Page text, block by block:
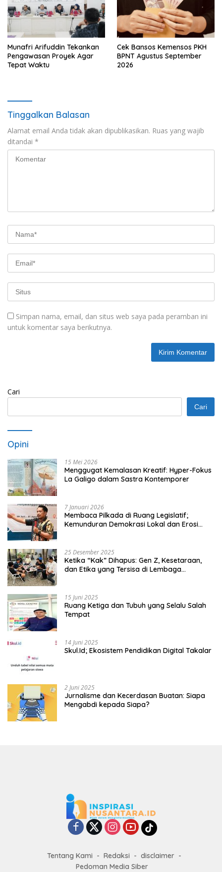
Munafri Arifuddin Tekankan
Pengawasan Proyek Agar
Tepat Waktu
Cek Bansos Kemensos PKH
BPNT Agustus September
2026
Tinggalkan Balasan
Alamat email Anda tidak akan dipublikasikan. Ruas yang wajib
ditandai *
Simpan nama, email, dan situs web saya pada peramban ini
untuk komentar saya berikutnya.
Cari
Cari
Opini
15 Mei 2026
Menggugat Kemalasan Kreatif: Hyper-Fokus
La Galigo dalam Sastra Kontemporer
7 Januari 2026
Membaca Pilkada di Ruang Legislatif;
Kemunduran Demokrasi Lokal dan Erosi
25 Desember 2025
Ketika “Kak” Dihapus: Gen Z, Kesetaraan,
dan Etika yang Tersisa di Lembaga
15 Juni 2025
Ruang Ketiga dan Tubuh yang Selalu Salah
Tempat
14 Juni 2025
Skul.Id; Ekosistem Pendidikan Digital Takalar
2 Juni 2025
Jurnalisme dan Kecerdasan Buatan: Siapa
Mengabdi kepada Siapa?
Tentang Kami Redaksi
disclaimer
Pedoman Media Siber